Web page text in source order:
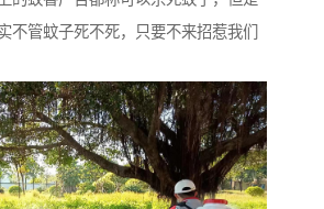
不管蚊子死不死，只要不来招惹我们